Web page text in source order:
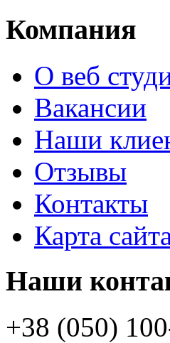
Компания
О веб
Вакансии
Наши
Отзывы
Контакты
Карта сайта
Наши
+38 (050)